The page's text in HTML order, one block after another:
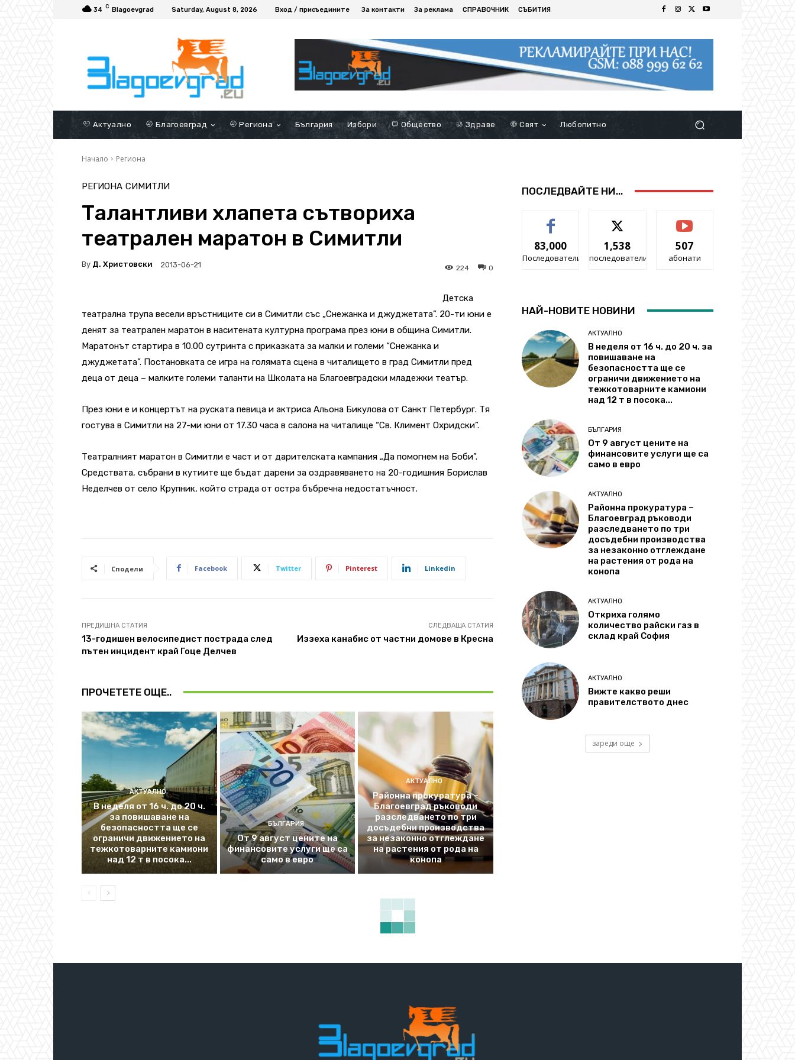
34 C Blagoevgrad Saturday, August 8, 2026 Вход / присъедините За контакти За реклама СПРАВОЧНИК СЪБИТИЯ
Актуално Благоевград Региона България Избори Общество Здраве Свят Любопитно
Начало Региона
РЕГИОНА СИМИТЛИ
Талантливи хлапета сътвориха
театрален маратон в Симитли
By Д. Христовски 2013-06-21 0
224
Детска
театрална трупа весели връстниците си в Симитли със „Снежанка и джуджетата”. 20-ти юни е
денят за театрален маратон в наситената културна програма през юни в община Симитли.
Маратонът стартира в 10.00 сутринта с приказката за малки и големи “Снежанка и
джуджетата”. Постановката се игра на голямата сцена в читалището в град Симитли пред
деца от деца – малките големи таланти на Школата на Благоевградски младежки театър.
През юни е и концертът на руската певица и актриса Альона Бикулова от Санкт Петербург. Тя
гостува в Симитли на 27-ми юни от 17.30 часа в салона на читалище “Св. Климент Охридски”.
Театралният маратон в Симитли е част и от дарителската кампания „Да помогнем на Боби”.
Средствата, събрани в кутиите ще бъдат дарени за оздравяването на 20-годишния Борислав
Неделчев от село Крупник, който страда от остра бъбречна недостатъчност.
Сподели Facebook Twitter Pinterest Linkedin
ПРЕДИШНА СТАТИЯ
13-годишен велосипедист пострада след
пътен инцидент край Гоце Делчев
СЛЕДВАЩА СТАТИЯ
Иззеха канабис от частни домове в Кресна
ПРОЧЕТЕТЕ ОЩЕ..
АКТУАЛНО
В неделя от 16 ч. до 20 ч.
за повишаване на
безопасността ще се
ограничи движението на
тежкотоварните камиони
над 12 т в посока...
БЪЛГАРИЯ
От 9 август цените на
финансовите услуги ще са
само в евро
АКТУАЛНО
Районна прокуратура –
Благоевград ръководи
разследването по три
досъдебни производства
за незаконно отглеждане
на растения от рода на
конопа
ПОСЛЕДВАЙТЕ НИ...
83,000
Последователи
1,538
последователи
507
абонати
НАЙ-НОВИТЕ НОВИНИ
АКТУАЛНО
В неделя от 16 ч. до 20 ч. за
повишаване на
безопасността ще се
ограничи движението на
тежкотоварните камиони
над 12 т в посока...
БЪЛГАРИЯ
От 9 август цените на
финансовите услуги ще са
само в евро
АКТУАЛНО
Районна прокуратура –
Благоевград ръководи
разследването по три
досъдебни производства
за незаконно отглеждане
на растения от рода на
конопа
АКТУАЛНО
Откриха голямо
количество райски газ в
склад край София
АКТУАЛНО
Вижте какво реши
правителството днес
зареди още